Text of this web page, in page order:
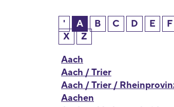
' A B C D E F
X
Z
Aach
Aach / Trier
Aach / Trier /
Aachen